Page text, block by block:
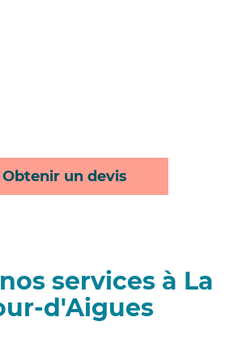
Obtenir un devis
services à La
d'Aigues